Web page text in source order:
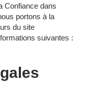
Confiance dans
portons à la
du site
suivantes :